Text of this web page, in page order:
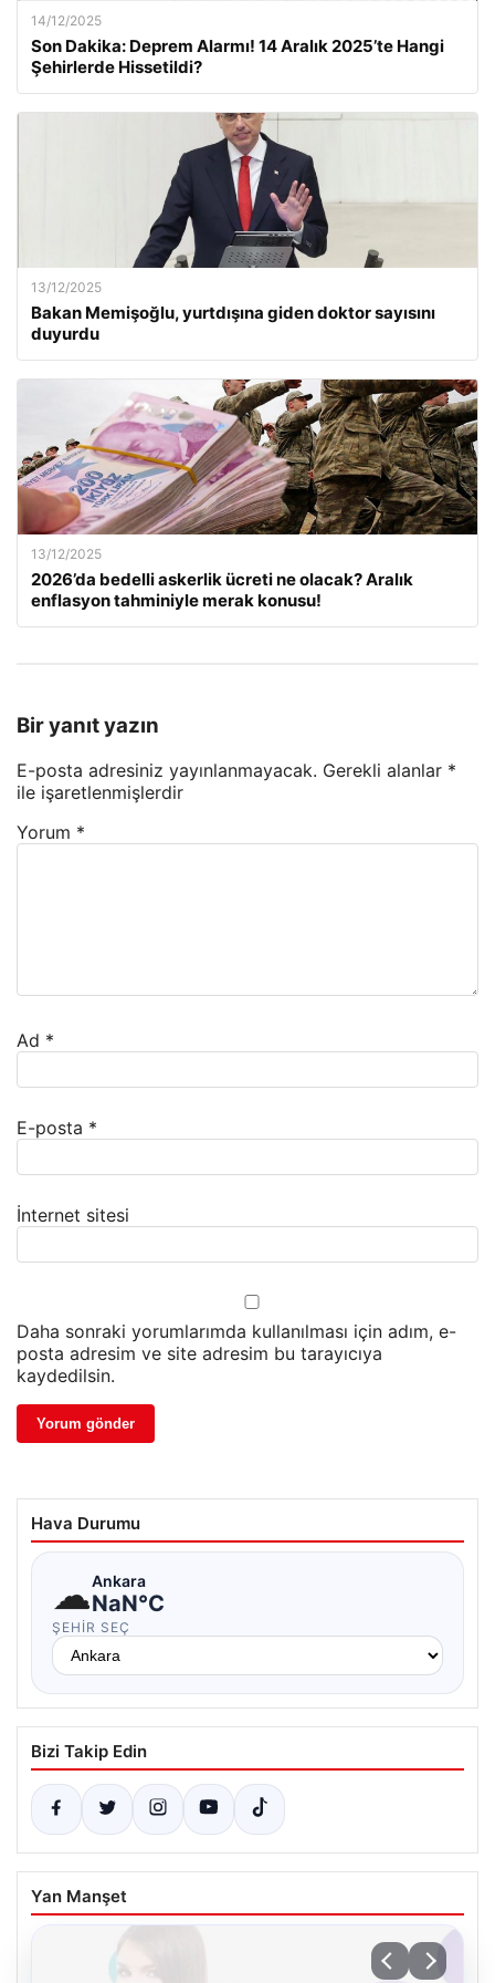
14/12/2025
Son Dakika: Deprem Alarmı! 14 Aralık 2025’te Hangi
Şehirlerde Hissetildi?
13/12/2025
Bakan Memişoğlu, yurtdışına giden doktor sayısını
duyurdu
13/12/2025
2026’da bedelli askerlik ücreti ne olacak? Aralık
enflasyon tahminiyle merak konusu!
Bir yanıt yazın
E-posta adresiniz yayınlanmayacak. Gerekli alanlar *
ile işaretlenmişlerdir
Yorum *
Ad *
E-posta *
İnternet sitesi
Daha sonraki yorumlarımda kullanılması için adım, e-
posta adresim ve site adresim bu tarayıcıya
kaydedilsin.
Hava Durumu
☁Ankara
NaN°C
ŞEHIR SEÇ
Bizi Takip Edin
Yan Manşet